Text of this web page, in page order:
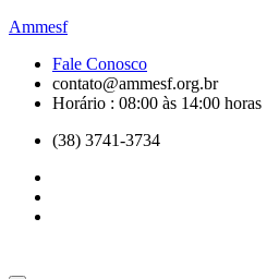
Ammesf
Fale Conosco
contato@ammesf.org.br
Horário : 08:00 às 14:00 horas
(38) 3741-3734